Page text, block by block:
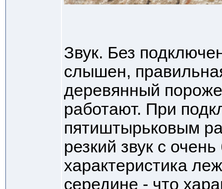
Звук. Без
слышен,
деревянный
работают. При
пятиштырьковым
резкий звук с
характеристика
середине - что